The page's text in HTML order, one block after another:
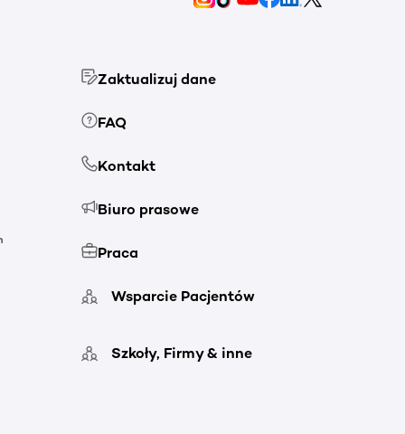
Zaktualizuj dane
FAQ
Kontakt
Biuro prasowe
Praca
Wsparcie Pacjentów
Szkoły, Firmy & inne